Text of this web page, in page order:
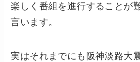
楽しく番組を進行することが
言います。
実はそれまでにも阪神淡路大